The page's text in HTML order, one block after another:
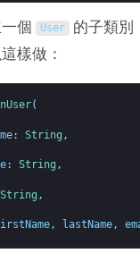
個 User 的子類別
樣做：
(
: String ,
: String ,
String ,
, lastName,